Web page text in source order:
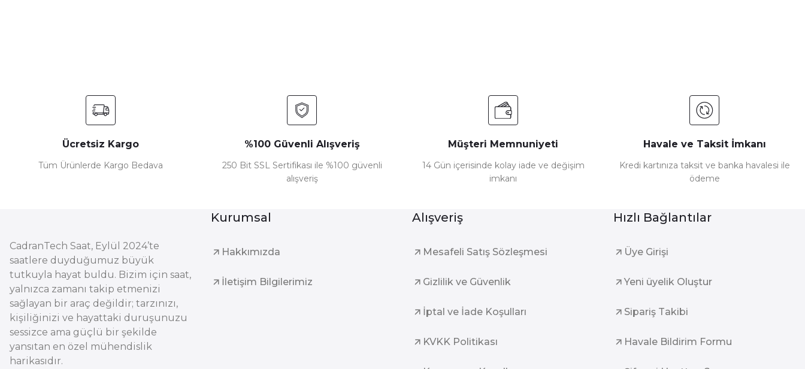
Ücretsiz Kargo
Tüm Ürünlerde Kargo Bedava
%100 Güvenli Alışveriş
250 Bit SSL Sertifikası ile %100 güvenli
alışveriş
Müşteri Memnuniyeti
14 Gün içerisinde kolay iade ve değişim
imkanı
Havale ve Taksit İmkanı
Kredi kartınıza taksit ve banka havalesi ile
ödeme
CadranTech Saat, Eylül 2024’te
saatlere duyduğumuz büyük
tutkuyla hayat buldu. Bizim için saat,
yalnızca zamanı takip etmenizi
sağlayan bir araç değildir; tarzınızı,
kişiliğinizi ve hayattaki duruşunuzu
sessizce ama güçlü bir şekilde
yansıtan en özel mühendislik
harikasıdır.
Kurumsal
Hakkımızda
İletişim Bilgilerimiz
Alışveriş
Mesafeli Satış Sözleşmesi
Gizlilik ve Güvenlik
İptal ve İade Koşulları
KVKK Politikası
Hızlı Bağlantılar
Üye Girişi
Yeni üyelik Oluştur
Sipariş Takibi
Havale Bildirim Formu